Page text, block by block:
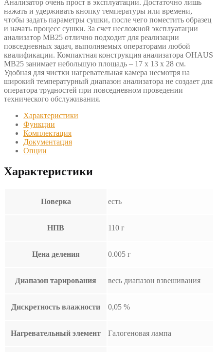
Анализатор очень прост в эксплуатации. Достаточно лишь
нажать и удерживать кнопку температуры или времени,
чтобы задать параметры сушки, после чего поместить образец
и начать процесс сушки. За счет несложной эксплуатации
анализатор MB25 отлично подходит для реализации
повседневных задач, выполняемых операторами любой
квалификации. Компактная конструкция анализатора OHAUS
MB25 занимает небольшую площадь – 17 x 13 x 28 см.
Удобная для чистки нагревательная камера несмотря на
широкий температурный диапазон анализатора не создает для
оператора трудностей при повседневном проведении
технического обслуживания.
Характеристики
Функции
Комплектация
Документация
Опции
Характеристики
Поверка есть
НПВ 110 г
Цена деления 0.005 г
Диапазон тарирования весь диапазон взвешивания
Дискретность влажности 0,05 %
Нагревательный элемент Галогеновая лампа